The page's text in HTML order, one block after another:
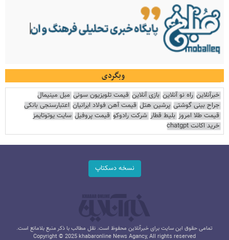
وبگردی
خبرآنلاین راه نو آنلاین بازی آنلاین قیمت تلویزیون سونی مبل مینیمال
جراح بینی گوشتی پرشین هتل قیمت آهن فولاد ایرانیان اعتبارسنجی بانکی
قیمت طلا امروز بلیط قطار شرکت رادوکو قیمت پروفیل سایت یوتوتایمز
خرید اکانت chatgpt
نسخه دسکتاپ
تمامی حقوق این سایت برای خبرآنلاین محفوظ است. نقل مطالب با ذکر منبع بلامانع است.
Copyright © 2025 khabaronline News Agancy, All rights reserved